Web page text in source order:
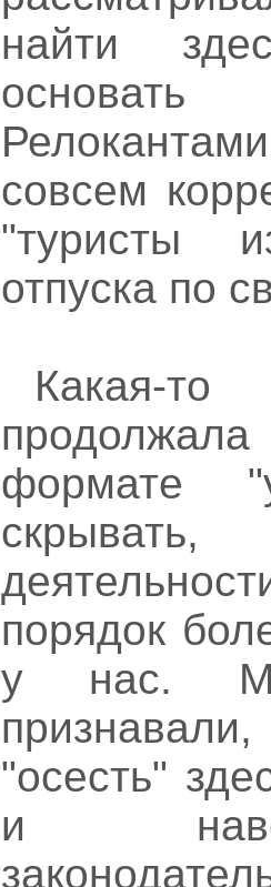
найти
совсем
"туристы
отпуска по
Какая-
формате
порядок
у нас.
"осесть"
и